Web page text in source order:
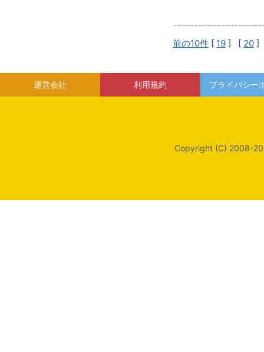
前の10件 [ 19 ] [ 20 ]
運営会社 利用規約 プライバシー
Copyright (C) 2008-